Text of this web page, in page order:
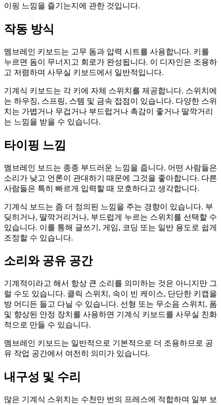
이핑 느낌을 즐기는지에 관한 것입니다.
작동 방식
멤브레인 키보드는 고무 돔과 압력 시트를 사용합니다. 키를
누르면 돔이 무너지고 회로가 완성됩니다. 이 디자인은 조용하
고 저렴하며 사무실 키보드에서 일반적입니다.
기계식 키보드는 각 키에 자체 스위치를 제공합니다. 스위치에
는 하우징, 스프링, 스템 및 금속 접점이 있습니다. 다양한 스위
치는 가볍거나 무겁거나 부드럽거나 촉감이 좋거나 딸깍거리
는 느낌을 받을 수 있습니다.
타이핑 느낌
멤브레인 보드는 종종 부드러운 느낌을 줍니다. 어떤 사람들은
소리가 낮고 언론이 관대하기 때문에 그것을 좋아합니다. 다른
사람들은 특히 빠르게 입력할 때 모호하다고 생각합니다.
기계식 보드는 좀 더 정의된 느낌을 주는 경향이 있습니다. 부
딪히거나, 딸깍거리거나, 부드럽게 누르는 스위치를 선택할 수
있습니다. 이를 통해 글쓰기, 게임, 코딩 또는 일반 용도로 쉽게
조정할 수 있습니다.
소리와 공유 공간
기계적이라고 해서 항상 큰 소리를 의미하는 것은 아니지만 그
럴 수도 있습니다. 클릭 스위치, 속이 빈 케이스, 단단한 키캡을
방 어디든 들고 다닐 수 있습니다. 선형 또는 무소음 스위치, 폼
및 향상된 안정 장치를 사용하면 기계식 키보드를 사무실 친화
적으로 만들 수 있습니다.
멤브레인 키보드는 일반적으로 기본적으로 더 조용하므로 공
유 작업 공간에서 여전히 의미가 있습니다.
내구성 및 수리
많은 기계식 스위치는 수천만 번의 프레스에 적합하며 일부 보